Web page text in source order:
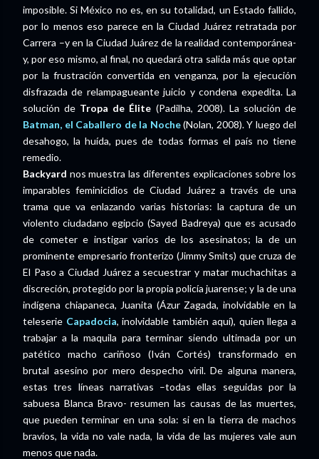
imposible. Si México no es, en su totalidad, un Estado fallido,
por lo menos eso parece en la Ciudad Juárez retratada por
Carrera –y en la Ciudad Juárez de la realidad contemporánea-
y, por eso mismo, al final, no quedará otra salida más que optar
por la frustración convertida en venganza, por la ejecución
disfrazada de relampagueante juicio y condena expedita. La
solución de Tropa de Élite (Padilha, 2008). La solución de
Batman, el Caballero de la Noche (Nolan, 2008). Y luego del
desahogo, la huída, pues de todas formas el país no tiene
remedio.
Backyard nos muestra las diferentes explicaciones sobre los
imparables feminicidios de Ciudad Juárez a través de una
trama que va enlazando varias historias: la captura de un
violento ciudadano egipcio (Sayed Badreya) que es acusado
de cometer e instigar varios de los asesinatos; la de un
prominente empresario fronterizo (Jimmy Smits) que cruza de
El Paso a Ciudad Juárez a secuestrar y matar muchachitas a
discreción, protegido por la propia policía juarense; y la de una
indígena chiapaneca, Juanita (Ázur Zagada, inolvidable en la
teleserie Capadocia, inolvidable también aquí), quien llega a
trabajar a la maquila para terminar siendo ultimada por un
patético macho cariñoso (Iván Cortés) transformado en
brutal asesino por mero despecho viril. De alguna manera,
estas tres líneas narrativas –todas ellas seguidas por la
sabuesa Blanca Bravo- resumen las causas de las muertes,
que pueden terminar en una sola: si en la tierra de machos
bravíos, la vida no vale nada, la vida de las mujeres vale aun
menos que nada.